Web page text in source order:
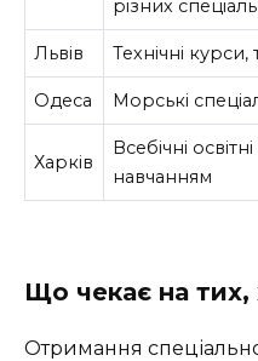
різних
Львів Технічні
Одеса Морські
Харків
Всебічні
навчанням
Що чекає на тих,
Отримання